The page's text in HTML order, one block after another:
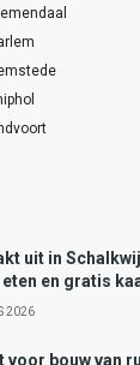
uit in
en gratis
2026
voor bouw van